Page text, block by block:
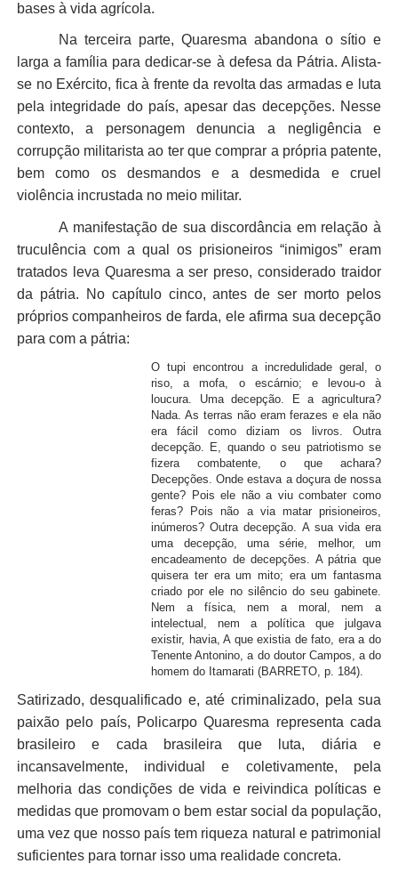
bases à vida agrícola.
Na terceira parte, Quaresma abandona o sítio e
larga a família para dedicar-se à defesa da Pátria. Alista-
se no Exército, fica à frente da revolta das armadas e luta
pela integridade do país, apesar das decepções. Nesse
contexto, a personagem denuncia a negligência e
corrupção militarista ao ter que comprar a própria patente,
bem como os desmandos e a desmedida e cruel
violência incrustada no meio militar.
A manifestação de sua discordância em relação à
truculência com a qual os prisioneiros “inimigos” eram
tratados leva Quaresma a ser preso, considerado traidor
da pátria. No capítulo cinco, antes de ser morto pelos
próprios companheiros de farda, ele afirma sua decepção
para com a pátria:
O tupi encontrou a incredulidade geral, o
riso, a mofa, o escárnio; e levou-o à
loucura. Uma decepção. E a agricultura?
Nada. As terras não eram ferazes e ela não
era fácil como diziam os livros. Outra
decepção. E, quando o seu patriotismo se
fizera combatente, o que achara?
Decepções. Onde estava a doçura de nossa
gente? Pois ele não a viu combater como
feras? Pois não a via matar prisioneiros,
inúmeros? Outra decepção. A sua vida era
uma decepção, uma série, melhor, um
encadeamento de decepções. A pátria que
quisera ter era um mito; era um fantasma
criado por ele no silêncio do seu gabinete.
Nem a física, nem a moral, nem a
intelectual, nem a política que julgava
existir, havia, A que existia de fato, era a do
Tenente Antonino, a do doutor Campos, a do
homem do Itamarati (BARRETO, p. 184).
Satirizado, desqualificado e, até criminalizado, pela sua
paixão pelo país, Policarpo Quaresma representa cada
brasileiro e cada brasileira que luta, diária e
incansavelmente, individual e coletivamente, pela
melhoria das condições de vida e reivindica políticas e
medidas que promovam o bem estar social da população,
uma vez que nosso país tem riqueza natural e patrimonial
suficientes para tornar isso uma realidade concreta.